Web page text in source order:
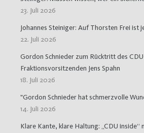
23. Juli 2026
Johannes Steiniger: Auf Thorsten Frei ist
22. Juli 2026
Gordon Schnieder zum Rücktritt des
Fraktionsvorsitzenden Jens Spahn
18. Juli 2026
"Gordon Schnieder hat schmerzvolle
14. Juli 2026
Klare Kante, klare Haltung: „CDU inside“